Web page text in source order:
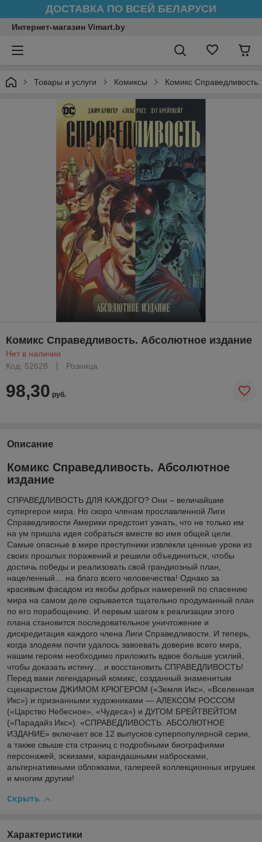
ДОСТАВКА ПО ВСЕЙ БЕЛАРУСИ
Интернет-магазин Vimart.by
Товары и услуги Комиксы Комикс
Комикс Справедливость. Абсолютное издание
Нет в наличии
Код: 52628
Розница
98,30 руб.
Описание
Комикс Справедливость. Абсолютное
издание
СПРАВЕДЛИВОСТЬ ДЛЯ КАЖДОГО? Они – величайшие
супергерои мира. Но скоро членам прославленной Лиги
Справедливости Америки предстоит узнать, что не только им
на ум пришла идея собраться вместе во имя общей цели.
Самые опасные в мире преступники извлекли ценные уроки из
своих прошлых поражений и решили объединиться, чтобы
достичь победы и реализовать свой грандиозный план,
нацеленный… на благо всего человечества! Однако за
красивым фасадом из якобы добрых намерений по спасению
мира на самом деле скрывается тщательно продуманный план
по его порабощению. И первым шагом к реализации этого
плана становится последовательное уничтожение и
дискредитация каждого члена Лиги Справедливости. И теперь,
когда злодеям почти удалось завоевать доверие всего мира,
нашим героям необходимо приложить вдвое больше усилий,
чтобы доказать истину… и восстановить СПРАВЕДЛИВОСТЬ!
Перед вами легендарный комикс, созданный знаменитым
сценаристом ДЖИМОМ КРЮГЕРОМ («Земля Икс», «Вселенная
Икс») и признанными художниками — АЛЕКСОМ РОССОМ
(«Царство Небесное», «Чудеса») и ДУГОМ БРЕЙТВЕЙТОМ
(«Парадайз Икс»). «СПРАВЕДЛИВОСТЬ. АБСОЛЮТНОЕ
ИЗДАНИЕ» включает все 12 выпусков суперпопулярной серии,
а также свыше ста страниц с подробными биографиями
персонажей, эскизами, карандашными набросками,
альтернативными обложками, галереей коллекционных игрушек
и многим другим!
Скрыть
Характеристики